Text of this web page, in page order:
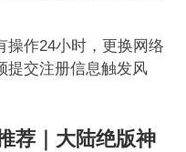
操作24小时，更换网络
提交注册信息触发风
荐｜大陆绝版神